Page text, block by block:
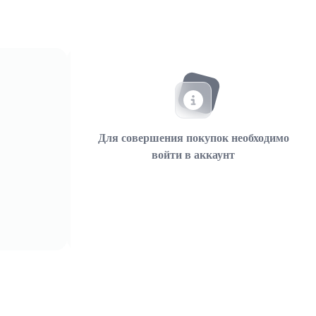
Для совершения покупок необходимо
войти в аккаунт